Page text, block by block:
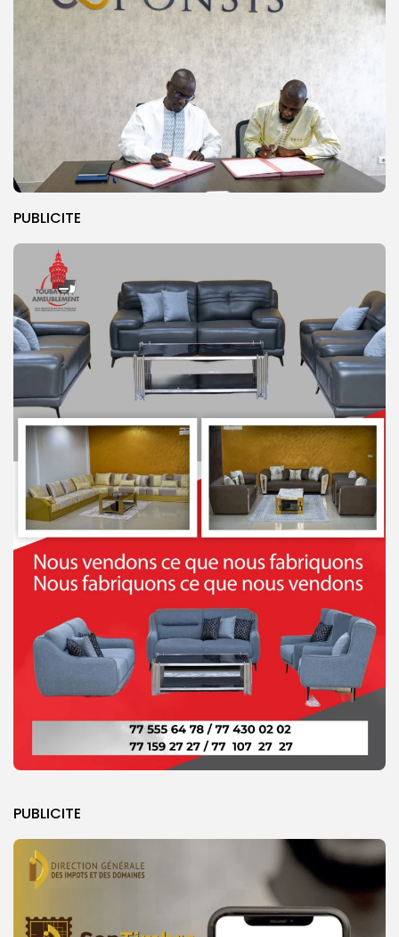
PUBLICITE
PUBLICITE